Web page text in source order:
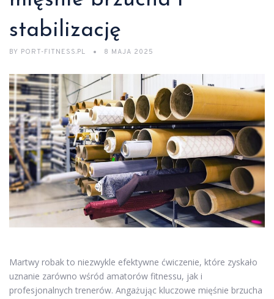
stabilizację
BY PORT-FITNESS.PL 8 MAJA 2025
Martwy robak to niezwykle efektywne ćwiczenie, które zyskało
uznanie zarówno wśród amatorów fitnessu, jak i
profesjonalnych trenerów. Angażując kluczowe mięśnie brzucha